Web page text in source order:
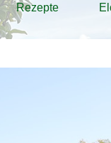
Rezepte